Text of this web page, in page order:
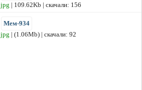
jpg | 109.62Kb | скачали: 156
Мем-934
jpg | (1.06Mb) | скачали: 92